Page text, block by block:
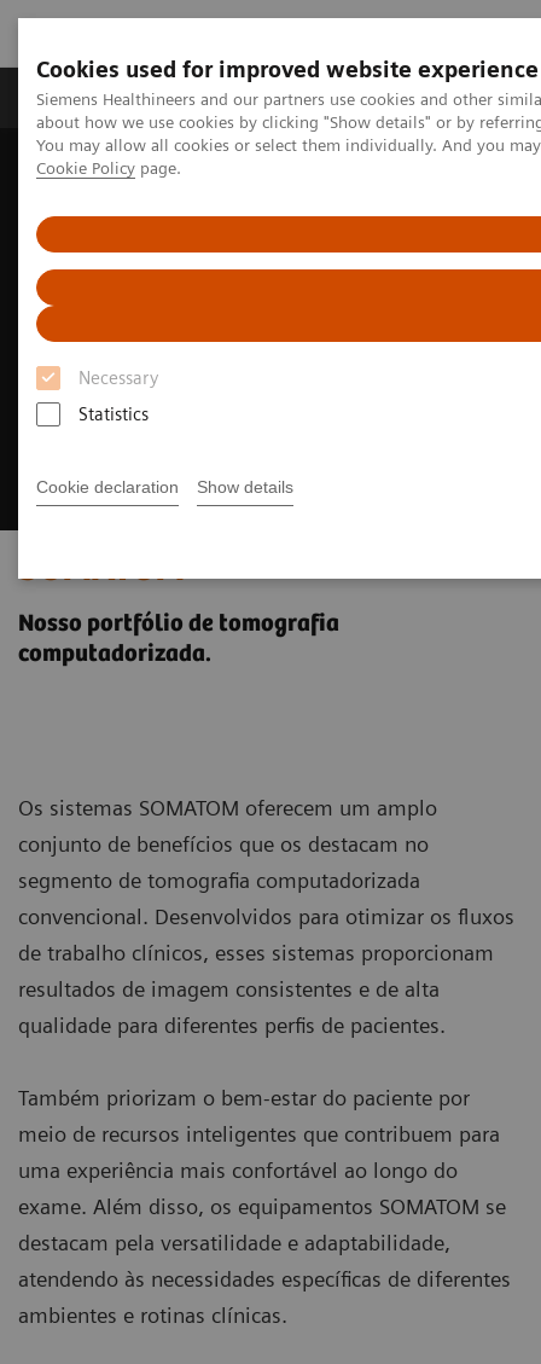
Cookies used for improved website experience
Siemens Healthineers and our partners use cookies and other
about how we use cookies by clicking "Show details" or by
You may allow all cookies or select them individually. And you
Cookie Policy page.
Necessary
Statistics
Cookie declaration Show details
Produtos e serviços Especialidades Clínicas e
Siemens Healthineers Brasil
SOMATOM
Nosso portfólio de tomografia
computadorizada.
Os sistemas SOMATOM oferecem um amplo
conjunto de benefícios que os destacam no
segmento de tomografia computadorizada
convencional. Desenvolvidos para otimizar os fluxos
de trabalho clínicos, esses sistemas proporcionam
resultados de imagem consistentes e de alta
qualidade para diferentes perfis de pacientes.
Também priorizam o bem-estar do paciente por
meio de recursos inteligentes que contribuem para
uma experiência mais confortável ao longo do
exame. Além disso, os equipamentos SOMATOM se
destacam pela versatilidade e adaptabilidade,
atendendo às necessidades específicas de diferentes
ambientes e rotinas clínicas.